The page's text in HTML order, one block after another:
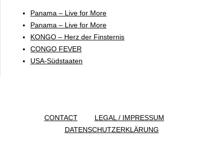
Panama – Live for More
Panama – Live for More
KONGO – Herz der Finsternis
CONGO FEVER
USA-Südstaaten
CONTACT
LEGAL / IMPRESSUM
DATENSCHUTZERKLÄRUNG